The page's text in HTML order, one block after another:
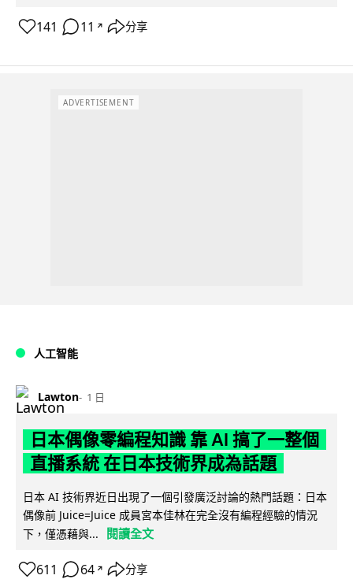
141 11 ↗ 分享
ADVERTISEMENT
人工智能
Lawton 1 日
日本偶像零編程知識 靠 AI 搞了一整個
直播系統 在日本技術界成為話題
日本 AI 技術界近日出現了一個引發廣泛討論的熱門話題：日本
偶像前 Juice=Juice 成員宮本佳林在完全沒有編程經驗的情況
下，僅憑藉與...
閱讀全文
611 64 ↗ 分享